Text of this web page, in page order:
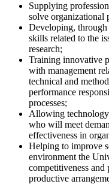
Supplying
solve organizational
Developing,
skills related to the
research;
Training innovative
with management
technical and
performance
processes;
Allowing technology
who will meet
effectiveness in
Helping to improve
environment the
competitiveness
productive